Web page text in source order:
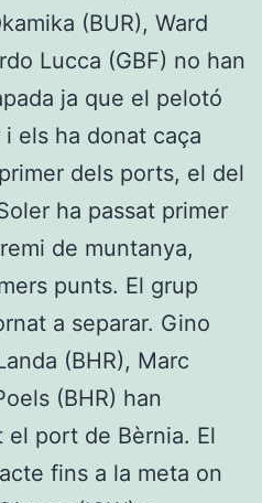
(BUR), Ward
Lucca (GBF) no han
ja que el pelotó
i els ha donat caça
dels ports, el del
ha passat primer
de muntanya,
punts. El grup
a separar. Gino
(BHR), Marc
(BHR) han
el port de Bèrnia. El
fins a la meta on